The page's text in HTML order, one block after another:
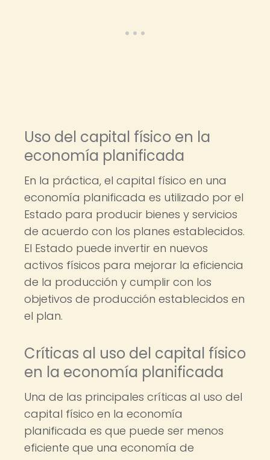
Uso del capital físico en la
economía planificada
En la práctica, el capital físico en una
economía planificada es utilizado por el
Estado para producir bienes y servicios
de acuerdo con los planes establecidos.
El Estado puede invertir en nuevos
activos físicos para mejorar la eficiencia
de la producción y cumplir con los
objetivos de producción establecidos en
el plan.
Críticas al uso del capital físico
en la economía planificada
Una de las principales críticas al uso del
capital físico en la economía
planificada es que puede ser menos
eficiente que una economía de